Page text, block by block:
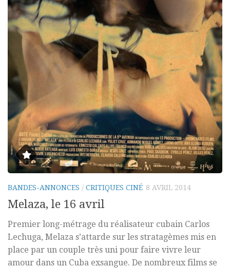
BANDES-ANNONCES / CRITIQUES CINÉ 8 AVRIL 2014
Melaza, le 16 avril
Premier long-métrage du réalisateur cubain Carlos
Lechuga, Melaza s’attarde sur les stratagèmes mis en
place par un couple très uni pour faire vivre leur
amour dans un Cuba exsangue. De nombreux films se